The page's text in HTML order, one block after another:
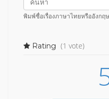
พิมพ์ชื่อเรื่องภาษาไทยหรืออังกฤ
Rating (1 vote)